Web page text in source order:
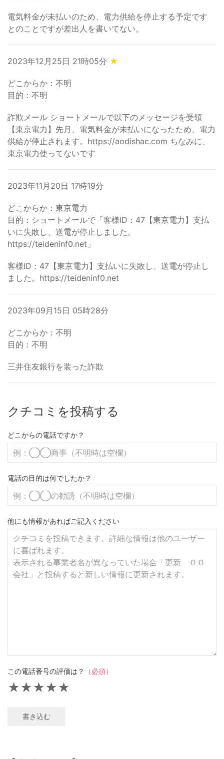
電気料金が未払いのため、電力供給を停止する予定です
とのことですが差出人を書いてない。
2023年12月25日 21時05分 ★
どこからか：不明
目的：不明
詐欺メール ショートメールで以下のメッセージを受領
【東京電力】先月、電気料金が未払いになったため、電力
供給が停止されます。https://aodishac.com ちなみに、
東京電力使ってないです
2023年11月20日 17時19分
どこからか：東京電力
目的：ショートメールで「客様ID：47【東京電力】支払
いに失敗し、送電が停止しました。
https://teideninf0.net」
客様ID：47【東京電力】支払いに失敗し、送電が停止し
ました。https://teideninf0.net
2023年09月15日 05時28分
どこからか：不明
目的：不明
三井住友銀行を装った詐欺
クチコミを投稿する
どこからの電話ですか？
電話の目的は何でしたか？
他にも情報があればご記入ください
この電話番号の評価は？ （必須）
★
★
★
★
★
書き込む